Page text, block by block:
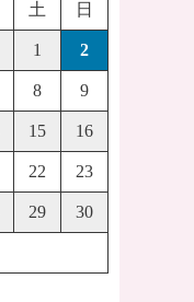
土 日
1 2
8 9
15 16
22 23
29 30